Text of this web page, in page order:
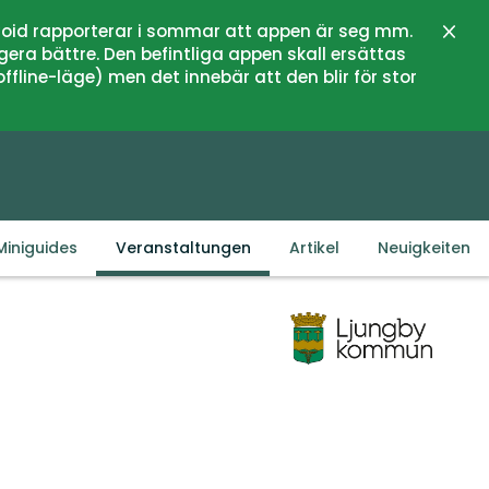
rapporterar i sommar att appen är seg mm.
bättre. Den befintliga appen skall ersättas
läge) men det innebär att den blir för stor
Veranstaltungen Artikel Neuigkeiten